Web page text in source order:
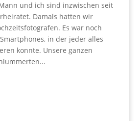
und ich sind inzwischen seit
Damals hatten wir
Es war noch
in der jeder alles
konnte. Unsere ganzen